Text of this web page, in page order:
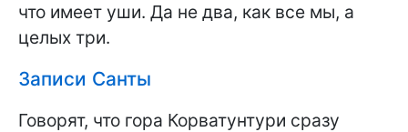
что имеет уши. Да не два, как все мы, а
целых три.
Записи Санты
Говорят, что гора Корватунтури сразу